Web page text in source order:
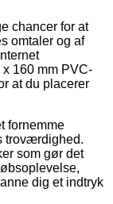
chancer for at
omtaler og af
160 mm PVC-
at du placerer
fornemme
troværdighed.
som gør det
dig et indtryk